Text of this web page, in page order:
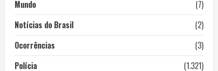
Mundo
(7)
Notícias do Brasil
(2)
Ocorrências
(3)
Polícia
(1.321)